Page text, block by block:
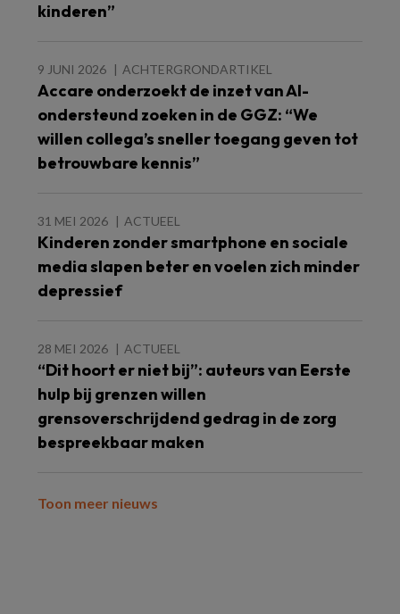
kinderen”
9 JUNI 2026 ACHTERGRONDARTIKEL
Accare onderzoekt de inzet van AI-
ondersteund zoeken in de GGZ: “We
willen collega’s sneller toegang geven tot
betrouwbare kennis”
31 MEI 2026 ACTUEEL
Kinderen zonder smartphone en sociale
media slapen beter en voelen zich minder
depressief
28 MEI 2026 ACTUEEL
“Dit hoort er niet bij”: auteurs van Eerste
hulp bij grenzen willen
grensoverschrijdend gedrag in de zorg
bespreekbaar maken
Toon meer nieuws